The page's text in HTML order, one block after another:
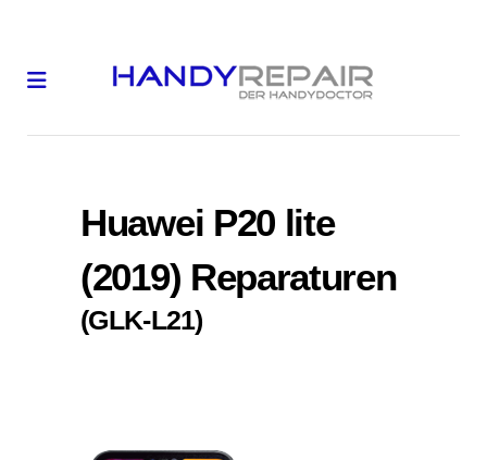
Huawei P20 lite
(2019) Reparaturen
(GLK-L21)